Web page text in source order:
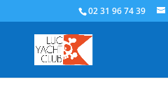
02 31 96 74 39